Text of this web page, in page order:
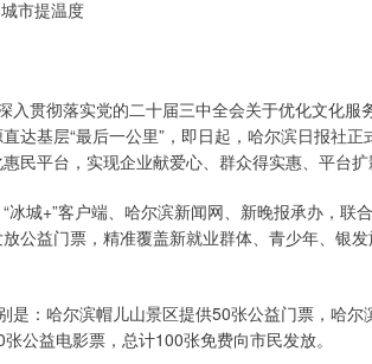
市提温度
贯彻落实党的二十届三中全会关于优化文化服
达基层“最后一公里”，即日起，哈尔滨日报社
民平台，实现企业献爱心、群众得实惠、平台扩
城+”客户端、哈尔滨新闻网、新晚报承办，联
公益门票，精准覆盖新就业群体、青少年、银
：哈尔滨帽儿山景区提供50张公益门票，哈尔
公益电影票，总计100张免费向市民发放。